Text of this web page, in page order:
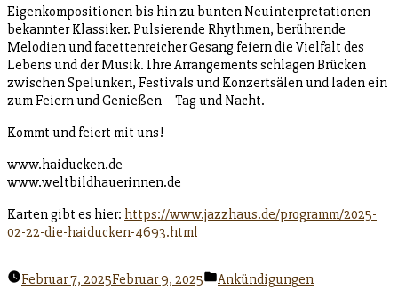
Eigenkompositionen bis hin zu bunten Neuinterpretationen
bekannter Klassiker. Pulsierende Rhythmen, berührende
Melodien und facettenreicher Gesang feiern die Vielfalt des
Lebens und der Musik. Ihre Arrangements schlagen Brücken
zwischen Spelunken, Festivals und Konzertsälen und laden ein
zum Feiern und Genießen – Tag und Nacht.
Kommt und feiert mit uns!
www.haiducken.de
www.weltbildhauerinnen.de
Karten gibt es hier: https://www.jazzhaus.de/programm/2025-
02-22-die-haiducken-4693.html
Februar 7, 2025Februar 9, 2025
Veröffentlicht
Ankündigungen